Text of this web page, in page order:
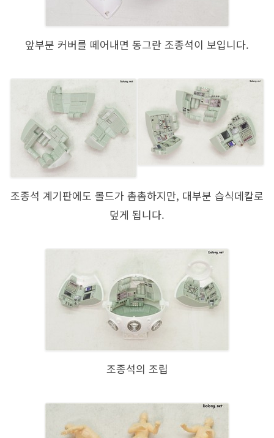
앞부분 커버를 떼어내면 동그란 조종석이 보입니다.
조종석 계기판에도 몰드가 촘촘하지만, 대부분 습식데칼로
덮게 됩니다.
조종석의 조립